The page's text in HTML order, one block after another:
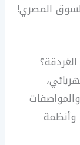
وأنظمة